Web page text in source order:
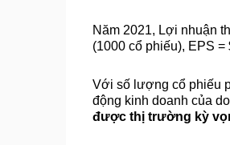
Năm 2021, Lợi nhuận
(1000 cổ phiếu), EPS =
Với số lượng cổ phiếu
động kinh doanh của
được thị trường kỳ